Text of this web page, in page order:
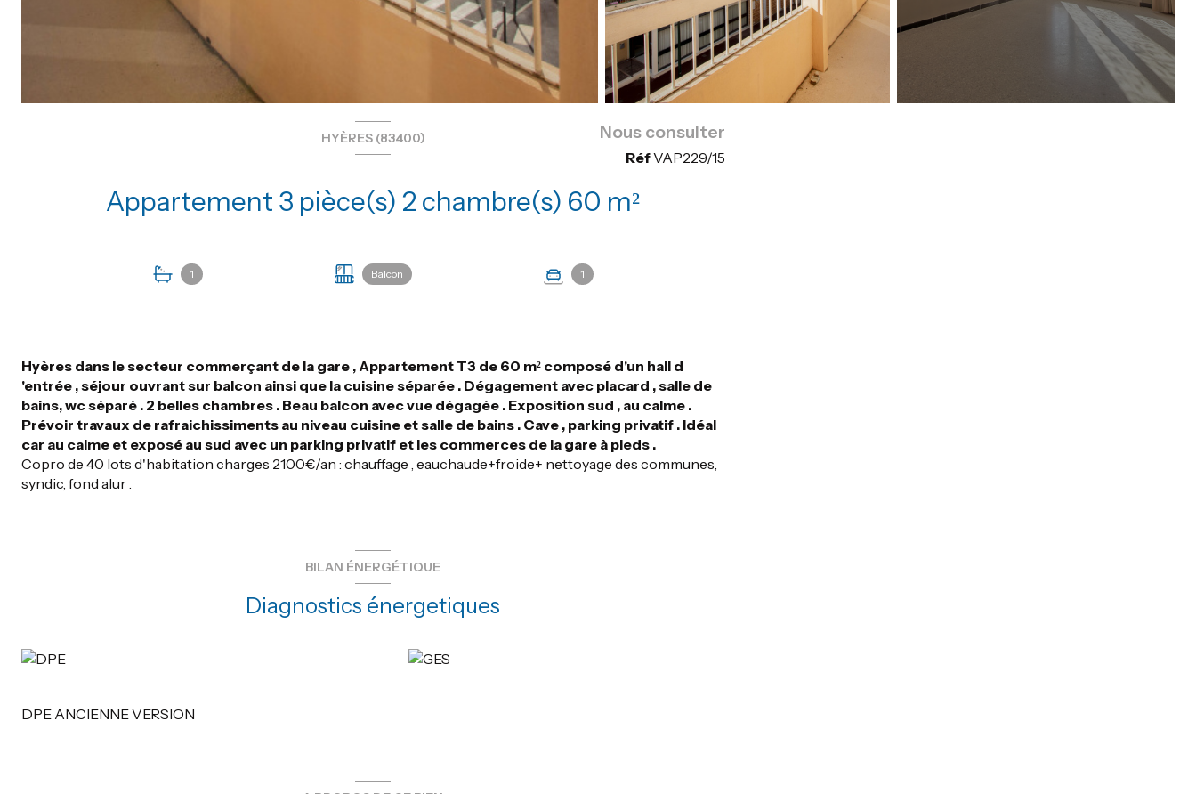
HYÈRES (83400)
Appartement 3 pièce(s) 2 chambre(s) 60 m²
1 Balcon 1
Nous consulter
RéfVAP229/15
Hyères dans le secteur commerçant de la gare , Appartement T3 de 60 m² composé d'un hall d
'entrée , séjour ouvrant sur balcon ainsi que la cuisine séparée . Dégagement avec placard , salle de
bains, wc séparé . 2 belles chambres . Beau balcon avec vue dégagée . Exposition sud , au calme .
Prévoir travaux de rafraichissiments au niveau cuisine et salle de bains . Cave , parking privatif . Idéal
car au calme et exposé au sud avec un parking privatif et les commerces de la gare à pieds .
Copro de 40 lots d'habitation charges 2100€/an : chauffage , eauchaude+froide+ nettoyage des communes,
syndic, fond alur .
BILAN ÉNERGÉTIQUE
Diagnostics énergetiques
DPE ANCIENNE VERSION